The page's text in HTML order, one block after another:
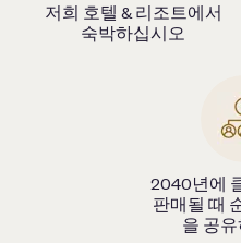
저희 호텔 & 리조트에서
숙박하십시오
2040년에
판매될 때
을 공